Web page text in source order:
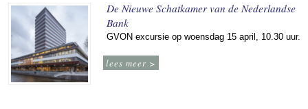
De Nieuwe Schatkamer van de Nederlandse
Bank
GVON excursie op woensdag 15 april, 10.30 uur.
lees meer >